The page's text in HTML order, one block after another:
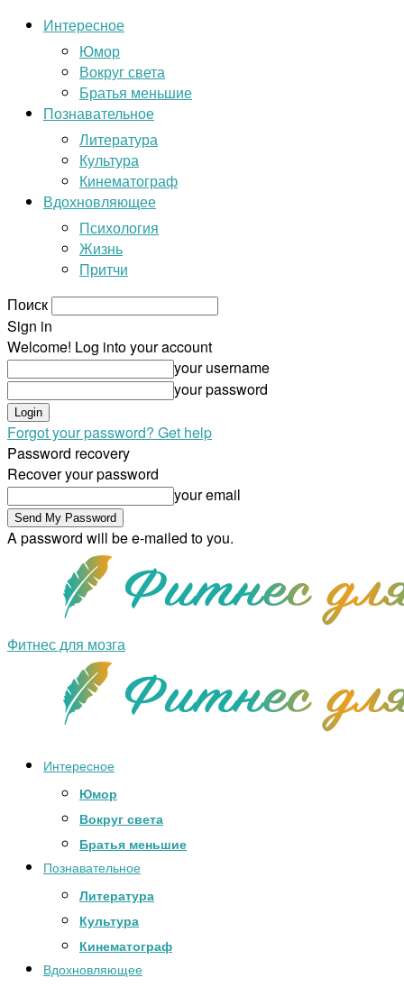
Интересное
Юмор
Вокруг света
Братья меньшие
Познавательное
Литература
Культура
Кинематограф
Вдохновляющее
Психология
Жизнь
Притчи
Поиск
Sign in
Welcome! Log into your account
your username
your password
Forgot your password? Get help
Password recovery
Recover your password
your email
A password will be e-mailed to you.
Фитнес для мозга
Интересное
Юмор
Вокруг света
Братья меньшие
Познавательное
Литература
Культура
Кинематограф
Вдохновляющее